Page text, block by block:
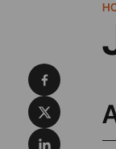
Condividi
Condividi
Condividi